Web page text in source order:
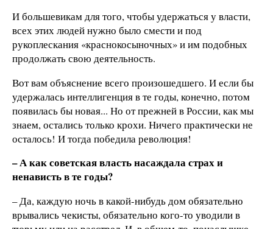
И большевикам для того, чтобы удержаться у власти,
всех этих людей нужно было смести и под
рукоплескания «краснокосыночных» и им подобных
продолжать свою деятельность.
Вот вам объяснение всего произошедшего. И если бы
удержалась интеллигенция в те годы, конечно, потом
появилась бы новая... Но от прежней в России, как мы
знаем, остались только крохи. Ничего практически не
осталось! И тогда победила революция!
– А как советская власть насаждала страх и
ненависть в те годы?
– Да, каждую ночь в какой-нибудь дом обязательно
врывались чекисты, обязательно кого-то уводили в